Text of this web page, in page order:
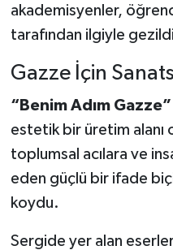
akademisyenler,
tarafından ilgiyle
Gazze İçin
“Benim Adım
estetik bir üretim alanı
toplumsal acılara ve
eden güçlü bir ifade
koydu.
Sergide yer alan
Vefat Haberleri
Yaşam